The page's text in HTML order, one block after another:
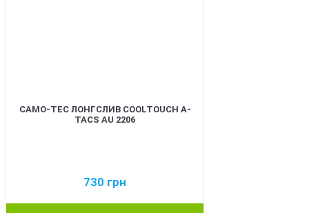
CAMO-TEC ЛОНГСЛИВ COOLTOUCH A-
TACS AU 2206
730 грн